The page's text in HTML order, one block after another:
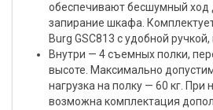
обеспечивают бесшумный ход
запирание шкафа.
Burg GSC813 с удобной
Внутри — 4 съемных полки,
высоте. Максимально
нагрузка на полку — 60 кг. При
возможна комплектация